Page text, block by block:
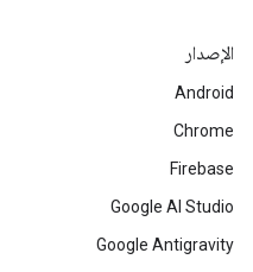
الإصدار
Android
Chrome
Firebase
Google AI Studio
Google Antigravity